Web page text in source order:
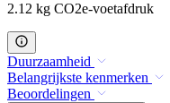
2.12 kg CO2e-voetafdruk
Duurzaamheid
Belangrijkste kenmerken
Beoordelingen